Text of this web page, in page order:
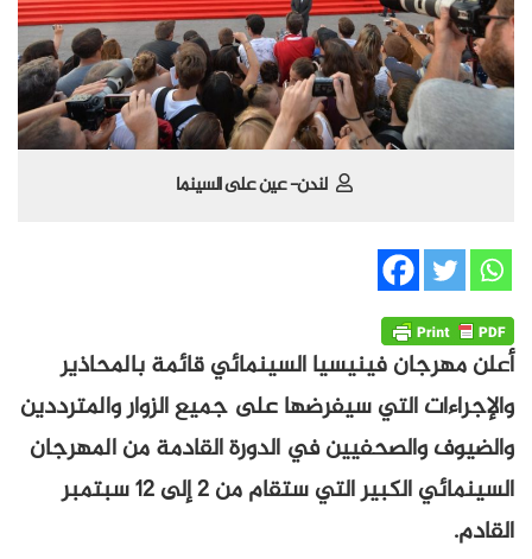
لندن- عين على السينما
أعلن مهرجان فينيسيا السينمائي قائمة بالمحاذير
والإجراءات التي سيفرضها على جميع الزوار والمترددين
والضيوف والصحفيين في الدورة القادمة من المهرجان
السينمائي الكبير التي ستقام من 2 إلى 12 سبتمبر
القادم.